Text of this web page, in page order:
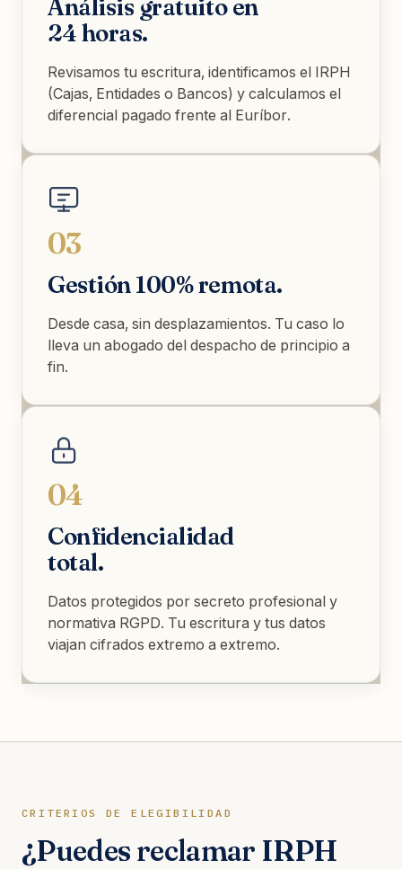
Análisis gratuito en
24 horas.
Revisamos tu escritura, identificamos el IRPH
(Cajas, Entidades o Bancos) y calculamos el
diferencial pagado frente al Euríbor.
03
Gestión 100% remota.
Desde casa, sin desplazamientos. Tu caso lo
lleva un abogado del despacho de principio a
fin.
04
Confidencialidad
total.
Datos protegidos por secreto profesional y
normativa RGPD. Tu escritura y tus datos
viajan cifrados extremo a extremo.
CRITERIOS DE ELEGIBILIDAD
¿Puedes reclamar IRPH